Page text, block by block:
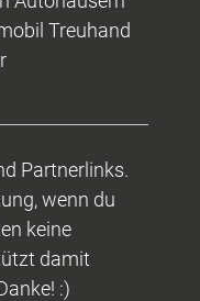
Treuhand
Partnerlinks.
wenn du
keine
damit
:)